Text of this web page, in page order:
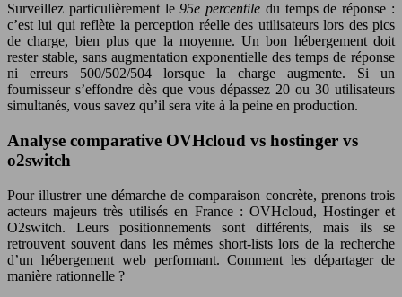
Surveillez particulièrement le95e percentile du temps de réponse :
c’est lui qui reflète la perception réelle des utilisateurs lors des pics
de charge, bien plus que la moyenne. Un bon hébergement doit
rester stable, sans augmentation exponentielle des temps de réponse
ni erreurs 500/502/504 lorsque la charge augmente. Si un
fournisseur s’effondre dès que vous dépassez 20 ou 30 utilisateurs
simultanés, vous savez qu’il sera vite à la peine en production.
Analyse comparative OVHcloud vs hostinger vs
o2switch
Pour illustrer une démarche de comparaison concrète, prenons trois
acteurs majeurs très utilisés en France : OVHcloud, Hostinger et
O2switch. Leurs positionnements sont différents, mais ils se
retrouvent souvent dans les mêmes short‑lists lors de la recherche
d’un hébergement web performant. Comment les départager de
manière rationnelle ?